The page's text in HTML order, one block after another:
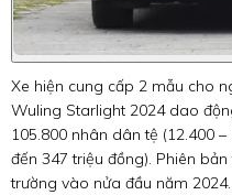
Xe hiện cung cấp 2 mẫu cho
Wuling Starlight 2024 dao
105.800 nhân dân tệ (12.400
đến 347 triệu đồng). Phiên
trường vào nửa đầu năm 2024.